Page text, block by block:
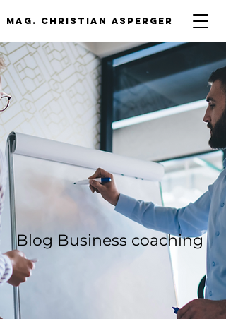
mag. Christian asperger
Blog Business coaching